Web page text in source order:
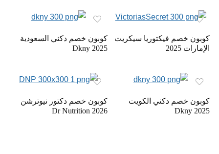
كوبون خصم فيكتوريا سيكريت
الإمارات 2025
كوبون خصم دكني السعودية
Dkny 2025
كوبون خصم دكني الكويت
Dkny 2025
كوبون خصم دكتور نيوترشن
2026 Dr Nutrition